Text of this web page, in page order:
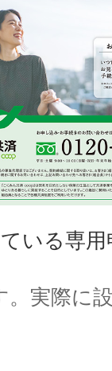
いる専
。実際に